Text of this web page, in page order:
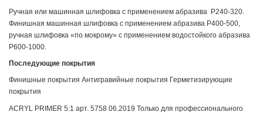
Ручная или машинная шлифовка с применением абразива P240-320.
Финишная машинная шлифовка с применением абразива P400-500,
ручная шлифовка «по мокрому» с применением водостойкого абразива
P600-1000.
Последующие покрытия
Финишные покрытия Антигравийные покрытия Герметизирующие
покрытия
ACRYL PRIMER 5:1 арт. 5758 06.2019 Только для профессионального